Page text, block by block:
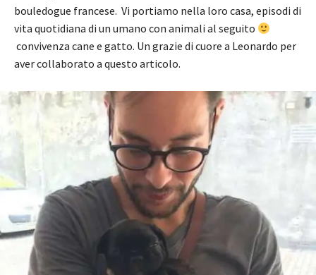
bouledogue francese. Vi portiamo nella loro casa, episodi di
vita quotidiana di un umano con animali al seguito
convivenza cane e gatto. Un grazie di cuore a Leonardo per
aver collaborato a questo articolo.